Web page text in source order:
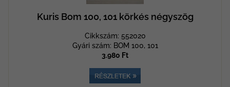
Kuris Bom 100, 101 körkés négyszög
Cikkszám: 552020
Gyári szám: BOM 100, 101
3.980 Ft